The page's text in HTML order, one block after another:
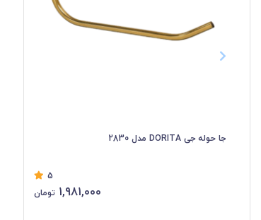
جا حوله جی DORITA مدل 2830
5
1,981,000 تومان